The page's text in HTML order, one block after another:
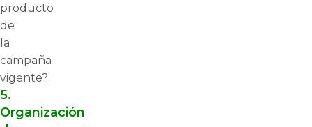
producto
de
la
campaña
vigente?
5.
Organización